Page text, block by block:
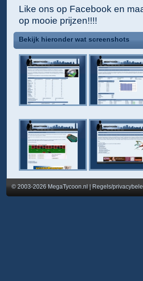
Like ons op Facebook en
op mooie prijzen!!!!
Bekijk hieronder wat screenshots
© 2003-2026 MegaTycoon.nl|Regels/